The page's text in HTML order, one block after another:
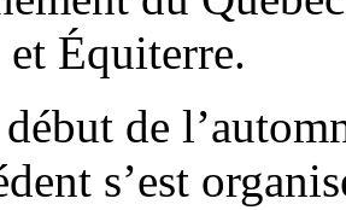
et Équiterre.
de
s’est